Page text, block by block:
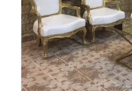
ضيافة
الكويت
مغلقة